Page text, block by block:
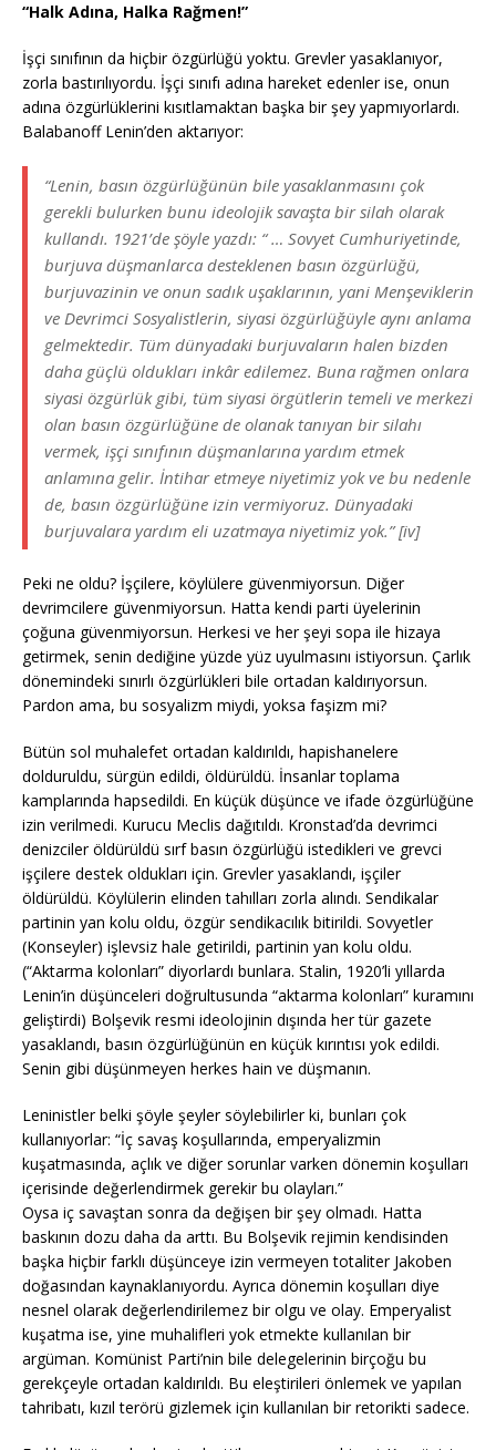
“Halk Adına, Halka Rağmen!”
İşçi sınıfının da hiçbir özgürlüğü yoktu. Grevler yasaklanıyor,
zorla bastırılıyordu. İşçi sınıfı adına hareket edenler ise, onun
adına özgürlüklerini kısıtlamaktan başka bir şey yapmıyorlardı.
Balabanoff Lenin’den aktarıyor:
“Lenin, basın özgürlüğünün bile yasaklanmasını çok
gerekli bulurken bunu ideolojik savaşta bir silah olarak
kullandı. 1921’de şöyle yazdı: “ … Sovyet Cumhuriyetinde,
burjuva düşmanlarca desteklenen basın özgürlüğü,
burjuvazinin ve onun sadık uşaklarının, yani Menşeviklerin
ve Devrimci Sosyalistlerin, siyasi özgürlüğüyle aynı anlama
gelmektedir. Tüm dünyadaki burjuvaların halen bizden
daha güçlü oldukları inkâr edilemez. Buna rağmen onlara
siyasi özgürlük gibi, tüm siyasi örgütlerin temeli ve merkezi
olan basın özgürlüğüne de olanak tanıyan bir silahı
vermek, işçi sınıfının düşmanlarına yardım etmek
anlamına gelir. İntihar etmeye niyetimiz yok ve bu nedenle
de, basın özgürlüğüne izin vermiyoruz. Dünyadaki
burjuvalara yardım eli uzatmaya niyetimiz yok.” [iv]
Peki ne oldu? İşçilere, köylülere güvenmiyorsun. Diğer
devrimcilere güvenmiyorsun. Hatta kendi parti üyelerinin
çoğuna güvenmiyorsun. Herkesi ve her şeyi sopa ile hizaya
getirmek, senin dediğine yüzde yüz uyulmasını istiyorsun. Çarlık
dönemindeki sınırlı özgürlükleri bile ortadan kaldırıyorsun.
Pardon ama, bu sosyalizm miydi, yoksa faşizm mi?
Bütün sol muhalefet ortadan kaldırıldı, hapishanelere
dolduruldu, sürgün edildi, öldürüldü. İnsanlar toplama
kamplarında hapsedildi. En küçük düşünce ve ifade özgürlüğüne
izin verilmedi. Kurucu Meclis dağıtıldı. Kronstad’da devrimci
denizciler öldürüldü sırf basın özgürlüğü istedikleri ve grevci
işçilere destek oldukları için. Grevler yasaklandı, işçiler
öldürüldü. Köylülerin elinden tahılları zorla alındı. Sendikalar
partinin yan kolu oldu, özgür sendikacılık bitirildi. Sovyetler
(Konseyler) işlevsiz hale getirildi, partinin yan kolu oldu.
(“Aktarma kolonları” diyorlardı bunlara. Stalin, 1920’li yıllarda
Lenin’in düşünceleri doğrultusunda “aktarma kolonları” kuramını
geliştirdi) Bolşevik resmi ideolojinin dışında her tür gazete
yasaklandı, basın özgürlüğünün en küçük kırıntısı yok edildi.
Senin gibi düşünmeyen herkes hain ve düşmanın.
Leninistler belki şöyle şeyler söylebilirler ki, bunları çok
kullanıyorlar: “İç savaş koşullarında, emperyalizmin
kuşatmasında, açlık ve diğer sorunlar varken dönemin koşulları
içerisinde değerlendirmek gerekir bu olayları.”
Oysa iç savaştan sonra da değişen bir şey olmadı. Hatta
baskının dozu daha da arttı. Bu Bolşevik rejimin kendisinden
başka hiçbir farklı düşünceye izin vermeyen totaliter Jakoben
doğasından kaynaklanıyordu. Ayrıca dönemin koşulları diye
nesnel olarak değerlendirilemez bir olgu ve olay. Emperyalist
kuşatma ise, yine muhalifleri yok etmekte kullanılan bir
argüman. Komünist Parti’nin bile delegelerinin birçoğu bu
gerekçeyle ortadan kaldırıldı. Bu eleştirileri önlemek ve yapılan
tahribatı, kızıl terörü gizlemek için kullanılan bir retorikti sadece.